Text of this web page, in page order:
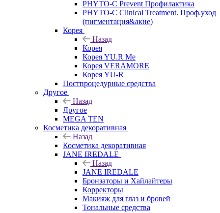
PHYTO-C Prevent Профилактика
PHYTO-C Clinical Treatment. Проф.уход
(пигментация&акне)
Корея
Назад
Корея
Корея YU.R Me
Корея VERAMORE
Корея YU-R
Постпроцедурные средства
Другое
Назад
Другое
MEGA TEN
Косметика декоративная
Назад
Косметика декоративная
JANE IREDALE
Назад
JANE IREDALE
Бронзаторы и Хайлайтеры
Корректоры
Макияж для глаз и бровей
Тональные средства